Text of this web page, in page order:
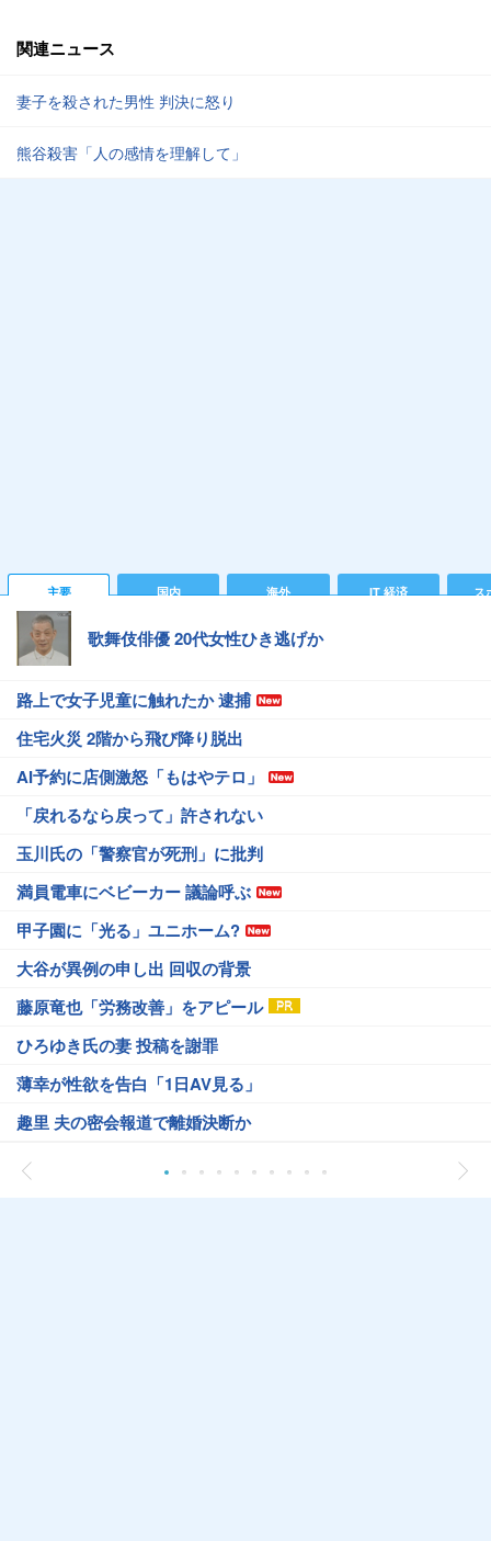
関連ニュース
妻子を殺された男性 判決に怒り
熊谷殺害「人の感情を理解して」
主要 国内 海外 IT 経済 ス
歌舞伎俳優 20代女性ひき逃げか
路上で女子児童に触れたか 逮捕
住宅火災 2階から飛び降り脱出
AI予約に店側激怒「もはやテロ」
「戻れるなら戻って」許されない
玉川氏の「警察官が死刑」に批判
満員電車にベビーカー 議論呼ぶ
甲子園に「光る」ユニホーム?
大谷が異例の申し出 回収の背景
藤原竜也「労務改善」をアピール
ひろゆき氏の妻 投稿を謝罪
薄幸が性欲を告白「1日AV見る」
趣里 夫の密会報道で離婚決断か